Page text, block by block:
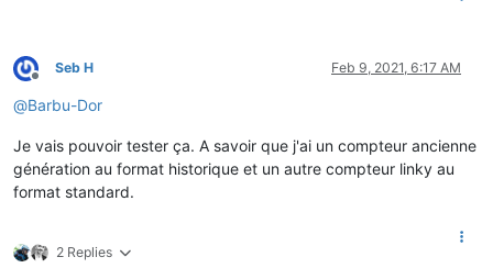
Offline
Seb H Feb 9, 2021, 6:17 AM
@Barbu-Dor
Je vais pouvoir tester ça. A savoir que j'ai un compteur ancienne
génération au format historique et un autre compteur linky au
format standard.
2 Replies